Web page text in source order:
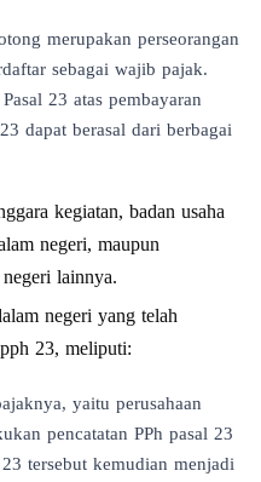
merupakan perseorangan
sebagai wajib pajak.
23 atas pembayaran
dapat berasal dari berbagai
kegiatan, badan usaha
negeri, maupun
lainnya.
negeri yang telah
23, meliputi:
yaitu perusahaan
pencatatan PPh pasal 23
tersebut kemudian menjadi